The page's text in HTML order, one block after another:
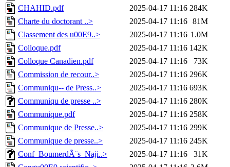
CHAHID.pdf
2025-04-17 11:16 284K
Charte du doctorant ..>
2025-04-17 11:16 81M
Classement des u00E9..>
2025-04-17 11:16 1.0M
Colloque.pdf
2025-04-17 11:16 142K
Colloque Canadien.pdf
2025-04-17 11:16
73K
Commission de recour..>
2025-04-17 11:16 296K
Communiqu-- de Press..>
2025-04-17 11:16 693K
Communiqu de presse ..>
2025-04-17 11:16 280K
Communique.pdf
2025-04-17 11:16 258K
Communique de Presse..>
2025-04-17 11:16 299K
Communique de presse..>
2025-04-17 11:16 245K
Conf_BoumerdÃ¨s_Naji..>
2025-04-17 11:16
31K